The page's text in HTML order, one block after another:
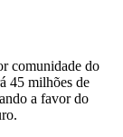
comunidade do
45 milhões de
a favor do